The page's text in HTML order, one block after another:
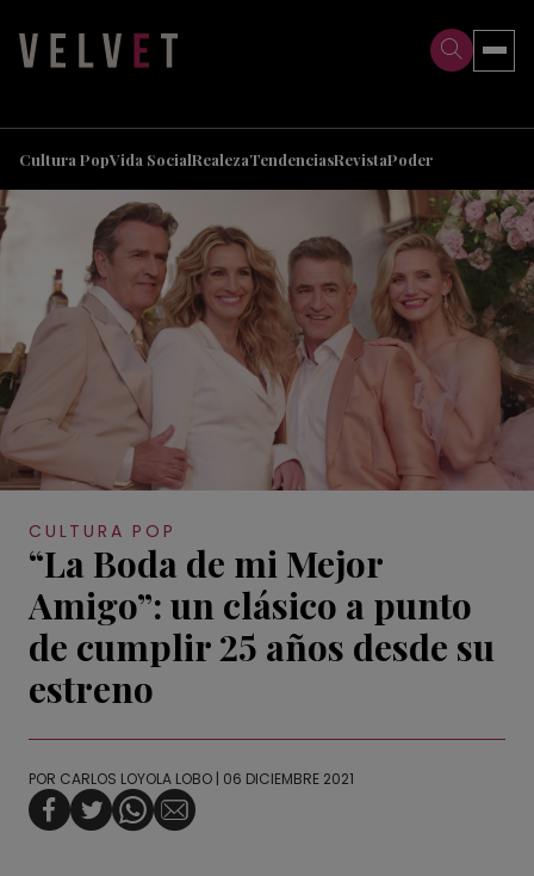
Cultura PopVida SocialRealezaTendenciasRevistaPoder
CULTURA POP
“La Boda de mi Mejor
Amigo”: un clásico a punto
de cumplir 25 años desde su
estreno
POR CARLOS LOYOLA LOBO | 06 DICIEMBRE 2021